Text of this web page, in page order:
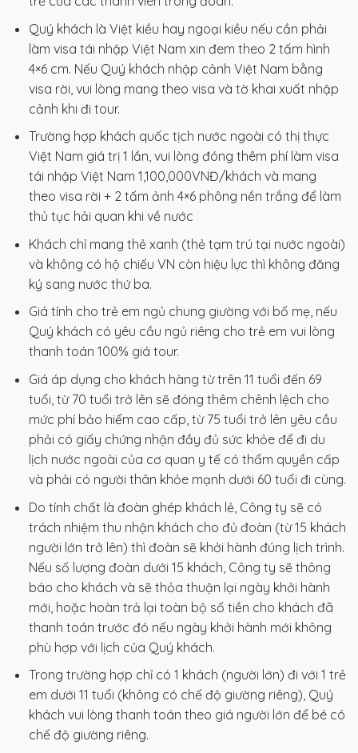
Quý khách là Việt kiều hay ngoại kiều nếu cần phải
làm visa tái nhập Việt Nam xin đem theo 2 tấm hình
4×6 cm. Nếu Quý khách nhập cảnh Việt Nam bằng
visa rời, vui lòng mang theo visa và tờ khai xuất nhập
cảnh khi đi tour.
Trường hợp khách quốc tịch nước ngoài có thị thực
Việt Nam giá trị 1 lần, vui lòng đóng thêm phí làm visa
tái nhập Việt Nam 1,100,000VNĐ/khách và mang
theo visa rời + 2 tấm ảnh 4×6 phông nền trắng để làm
thủ tục hải quan khi về nước
Khách chỉ mang thẻ xanh (thẻ tạm trú tại nước ngoài)
và không có hộ chiếu VN còn hiệu lực thì không đăng
ký sang nước thứ ba.
Giá tính cho trẻ em ngủ chung giường với bố mẹ, nếu
Quý khách có yêu cầu ngủ riêng cho trẻ em vui lòng
thanh toán 100% giá tour.
Giá áp dụng cho khách hàng từ trên 11 tuổi đến 69
tuổi, từ 70 tuổi trở lên sẽ đóng thêm chênh lệch cho
mức phí bảo hiểm cao cấp, từ 75 tuổi trở lên yêu cầu
phải có giấy chứng nhận đầy đủ sức khỏe để đi du
lịch nước ngoài của cơ quan y tế có thẩm quyền cấp
và phải có người thân khỏe mạnh dưới 60 tuổi đi cùng.
Do tính chất là đoàn ghép khách lẻ, Công ty sẽ có
trách nhiệm thu nhận khách cho đủ đoàn (từ 15 khách
người lớn trở lên) thì đoàn sẽ khởi hành đúng lịch trình.
Nếu số lượng đoàn dưới 15 khách, Công ty sẽ thông
báo cho khách và sẽ thỏa thuận lại ngày khởi hành
mới, hoặc hoàn trả lại toàn bộ số tiền cho khách đã
thanh toán trước đó nếu ngày khởi hành mới không
phù hợp với lịch của Quý khách.
Trong trường hợp chỉ có 1 khách (người lớn) đi với 1 trẻ
em dưới 11 tuổi (không có chế độ giường riêng), Quý
khách vui lòng thanh toán theo giá người lớn để bé có
chế độ giường riêng.